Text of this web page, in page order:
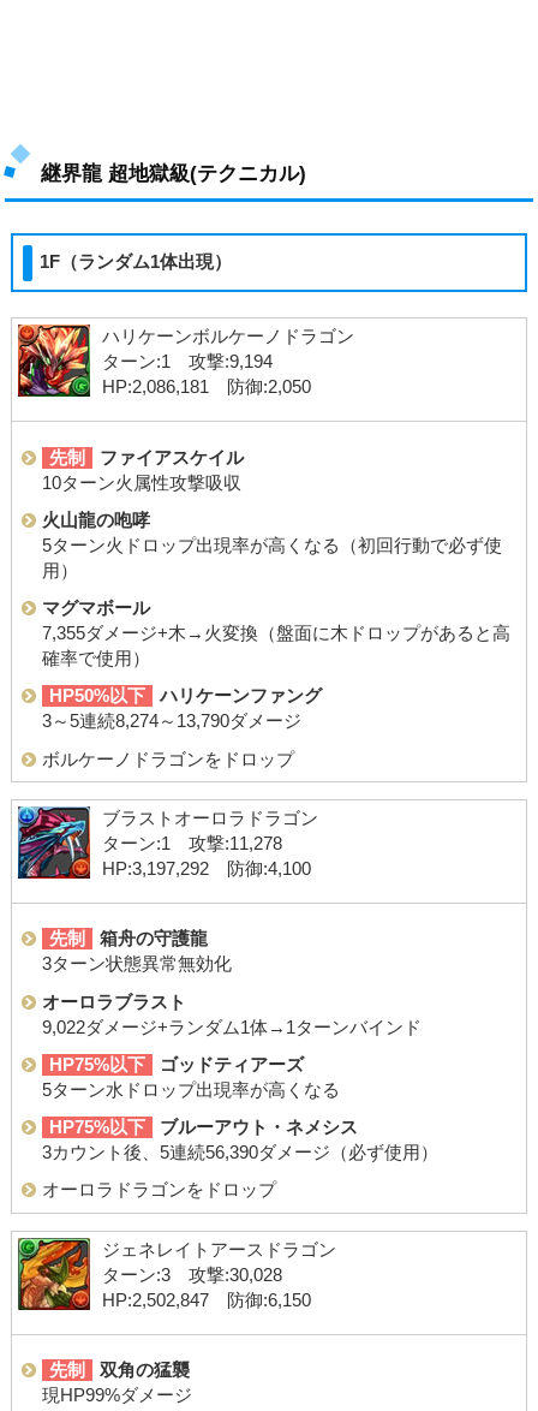
継界龍 超地獄級(テクニカル)
1F（ランダム1体出現）
ハリケーンボルケーノドラゴン
ターン:1 攻撃:9,194
HP:2,086,181 防御:2,050
先制
ファイアスケイル
10ターン火属性攻撃吸収
火山龍の咆哮
5ターン火ドロップ出現率が高くなる（初回行動で必ず使
用）
マグマボール
7,355ダメージ+木→火変換（盤面に木ドロップがあると高
確率で使用）
HP50%以下
ハリケーンファング
3～5連続8,274～13,790ダメージ
ボルケーノドラゴンをドロップ
ブラストオーロラドラゴン
ターン:1 攻撃:11,278
HP:3,197,292 防御:4,100
先制
箱舟の守護龍
3ターン状態異常無効化
オーロラブラスト
9,022ダメージ+ランダム1体→1ターンバインド
HP75%以下
ゴッドティアーズ
5ターン水ドロップ出現率が高くなる
HP75%以下
ブルーアウト・ネメシス
3カウント後、5連続56,390ダメージ（必ず使用）
オーロラドラゴンをドロップ
ジェネレイトアースドラゴン
ターン:3 攻撃:30,028
HP:2,502,847 防御:6,150
先制
双角の猛襲
現HP99%ダメージ